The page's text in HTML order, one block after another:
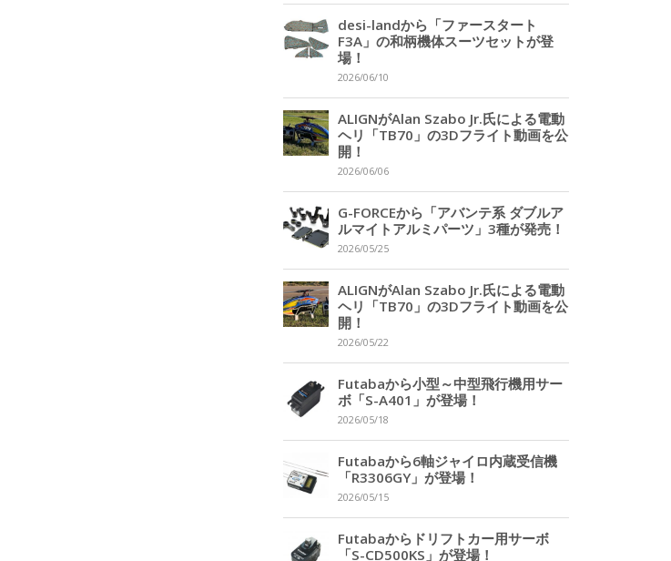
desi-landから「ファースタート
F3A」の和柄機体スーツセットが登
場！
2026/06/10
ALIGNがAlan Szabo Jr.氏による電動
ヘリ「TB70」の3Dフライト動画を公
開！
2026/06/06
G-FORCEから「アバンテ系 ダブルア
ルマイトアルミパーツ」3種が発売！
2026/05/25
ALIGNがAlan Szabo Jr.氏による電動
ヘリ「TB70」の3Dフライト動画を公
開！
2026/05/22
Futabaから小型～中型飛行機用サー
ボ「S-A401」が登場！
2026/05/18
Futabaから6軸ジャイロ内蔵受信機
「R3306GY」が登場！
2026/05/15
Futabaからドリフトカー用サーボ
「S-CD500KS」が登場！